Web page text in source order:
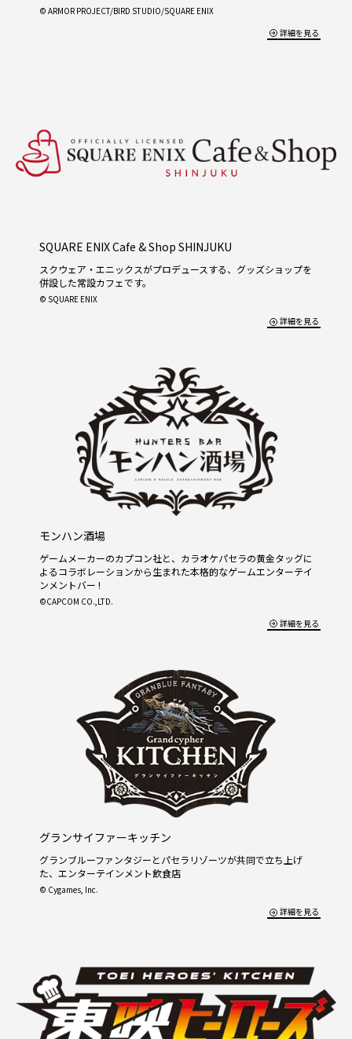
© ARMOR PROJECT/BIRD STUDIO/SQUARE ENIX
詳細を見る
SQUARE ENIX Cafe & Shop SHINJUKU
スクウェア・エニックスがプロデュースする、グッズショップを
併設した常設カフェです。
© SQUARE ENIX
詳細を見る
モンハン酒場
ゲームメーカーのカプコン社と、カラオケパセラの黄金タッグに
よるコラボレーションから生まれた本格的なゲームエンターテイ
ンメントバー !
©CAPCOM CO.,LTD.
詳細を見る
グランサイファーキッチン
グランブルーファンタジーとパセラリゾーツが共同で立ち上げ
た、エンターテインメント飲食店
© Cygames, Inc.
詳細を見る